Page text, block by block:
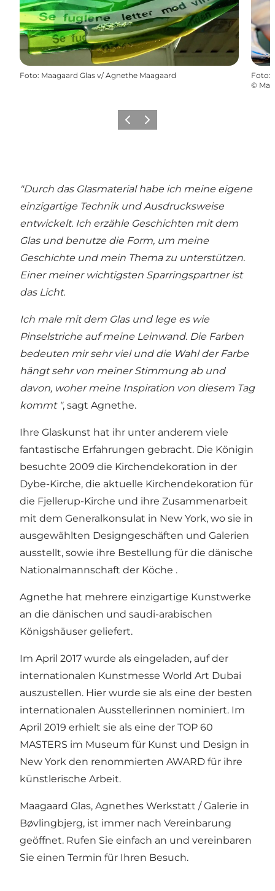
Foto: Maagaard Glas v/ Agnethe Maagaard Foto:
©
ZurückWeiter
"Durch das Glasmaterial habe ich meine eigene
einzigartige Technik und Ausdrucksweise
entwickelt. Ich erzähle Geschichten mit dem
Glas und benutze die Form, um meine
Geschichte und mein Thema zu unterstützen.
Einer meiner wichtigsten Sparringspartner ist
das Licht.
Ich male mit dem Glas und lege es wie
Pinselstriche auf meine Leinwand. Die Farben
bedeuten mir sehr viel und die Wahl der Farbe
hängt sehr von meiner Stimmung ab und
davon, woher meine Inspiration von diesem Tag
kommt ", sagt Agnethe.
Ihre Glaskunst hat ihr unter anderem viele
fantastische Erfahrungen gebracht. Die Königin
besuchte 2009 die Kirchendekoration in der
Dybe-Kirche, die aktuelle Kirchendekoration für
die Fjellerup-Kirche und ihre Zusammenarbeit
mit dem Generalkonsulat in New York, wo sie in
ausgewählten Designgeschäften und Galerien
ausstellt, sowie ihre Bestellung für die dänische
Nationalmannschaft der Köche .
Agnethe hat mehrere einzigartige Kunstwerke
an die dänischen und saudi-arabischen
Königshäuser geliefert.
Im April 2017 wurde als eingeladen, auf der
internationalen Kunstmesse World Art Dubai
auszustellen. Hier wurde sie als eine der besten
internationalen Ausstellerinnen nominiert. Im
April 2019 erhielt sie als eine der TOP 60
MASTERS im Museum für Kunst und Design in
New York den renommierten AWARD für ihre
künstlerische Arbeit.
Maagaard Glas, Agnethes Werkstatt / Galerie in
Bøvlingbjerg, ist immer nach Vereinbarung
geöffnet. Rufen Sie einfach an und vereinbaren
Sie einen Termin für Ihren Besuch.